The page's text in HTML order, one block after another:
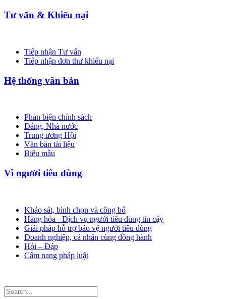
Tư vấn & Khiếu nại
Tiếp nhận Tư vấn
Tiếp nhận đơn thư khiếu nại
Hệ thống văn bản
Phản biện chính sách
Đảng, Nhà nước
Trung ương Hội
Văn bản tài liệu
Biểu mẫu
Vì người tiêu dùng
Khảo sát, bình chọn và công bố
Hàng hóa - Dịch vụ người tiêu dùng tin cậy
Giải pháp hỗ trợ bảo vệ người tiêu dùng
Doanh nghiệp, cá nhân cùng đồng hành
Hỏi – Đáp
Cẩm nang pháp luật